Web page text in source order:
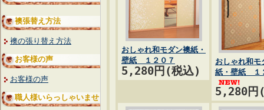
襖張替え方法
襖の張り替え方法
お客様の声
お客様の声
職人様いらっしゃいませ
おしゃれ和モダン襖紙・
壁紙 １２０７
5,280円(税込)
おしゃれ和モ
紙・壁紙 １
5,280円